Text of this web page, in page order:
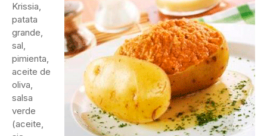
Krissia,
patata
grande,
sal,
pimienta,
aceite de
oliva,
salsa
verde
(aceite,